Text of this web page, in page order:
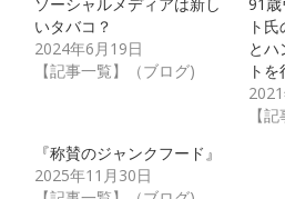
いタバコ？
2024年6月19日
【記事一覧】（ブログ)
ト
とハ
ト
【
『称賛のジャンクフード』
2025年11月30日